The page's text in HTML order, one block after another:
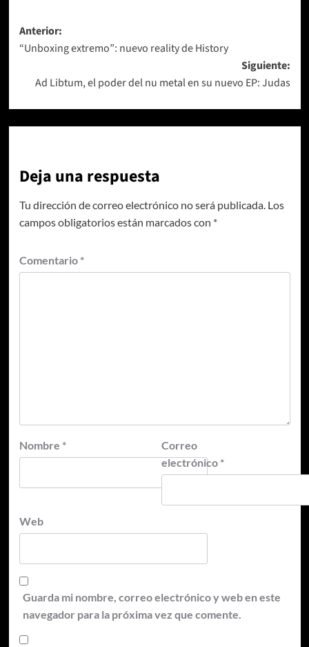
Navegación
de
entradas
Anterior:
“Unboxing extremo”: nuevo reality de History
Siguiente:
Ad Libtum, el poder del nu metal en su nuevo EP: Judas
Deja una respuesta
Tu dirección de correo electrónico no será publicada. Los
campos obligatorios están marcados con *
Comentario *
Nombre *
Correo
electrónico *
Web
Guarda mi nombre, correo electrónico y web en este
navegador para la próxima vez que comente.